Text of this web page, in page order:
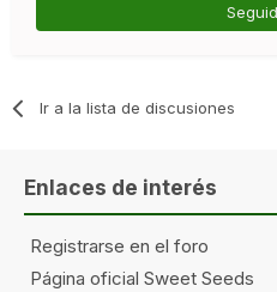
Ir a la lista de discusiones
Enlaces de interés
Registrarse en el foro
Página oficial Sweet Seeds